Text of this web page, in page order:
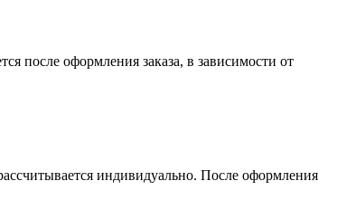
после оформления заказа, в зависимости от
индивидуально. После оформления